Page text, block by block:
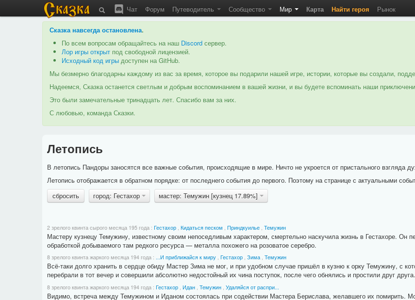
Чат Форум Путеводитель Сообщество Мир Карта Найти героя Рынок
Сказка навсегда остановлена.
По всем вопросам обращайтесь на наш Discord сервер.
Лор игры открыт под свободной лицензией.
Исходный код игры доступен на GitHub.
Мы безмерно благодарны каждому из вас за время, которое вы подарили нашей игре, истории, которые вы создали,
Надеемся, Сказка останется светлым и добрым воспоминанием в вашей жизни, и вы будете вспоминать наши
Это были замечательные тринадцать лет. Спасибо вам за них.
С любовью, команда Сказки.
Летопись
В летопись Пандоры заносятся все важные события, происходящие в мире. Ничто не укроется от пристального взгляда
Летопись отображается в обратном порядке: от последнего события до первого. Поэтому на странице с актуальными
сбросить
город: Гестахор
мастер: Темужин [кузнец 17.89%]
2 зрелого квинта сырого месяца 195 года : Гестахор, Кидаться песком Приндкуилье, Темужин
Мастеру кузнецу Темужину, известному своим непоседливым характером, смертельно наскучила жизнь в Гестахоре. Он
обработкой добываемого там редкого ресурса — металла похожего на розоватое серебро.
8 зрелого квинта жаркого месяца 194 года : ...И приближайся к миру, Гестахор, Зима, Темужин
Всё-таки долго хранить в сердце обиду Мастер Зима не мог, и при удобном случае пришёл в кузню к орку Темужину, с
перебрали в тот вечер и совершили абсолютно недостойный их чина поступок, после чего обнялись и простили друг друга.
8 зрелого квинта жаркого месяца 194 года : Гестахор, Идан, Темужин, Удаляйся от распри...
Видимо, встреча между Темужином и Иданом состоялась при содействии Мастера Берислава, желавшего их помирить.